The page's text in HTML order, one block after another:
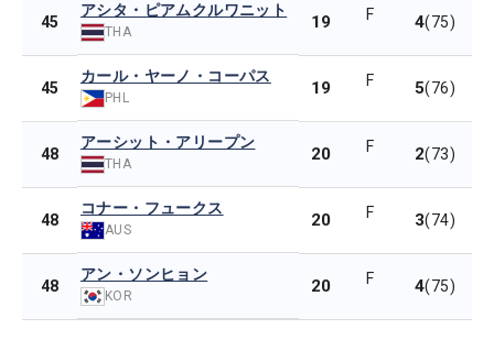
45
アシタ・ピアムクルワニット
THA 19 F 4(75)
45
カール・ヤーノ・コーパス
PHL 19 F 5(76)
48
アーシット・アリープン
THA 20 F 2(73)
48
コナー・フュークス
AUS 20 F 3(74)
48
アン・ソンヒョン
KOR 20 F 4(75)